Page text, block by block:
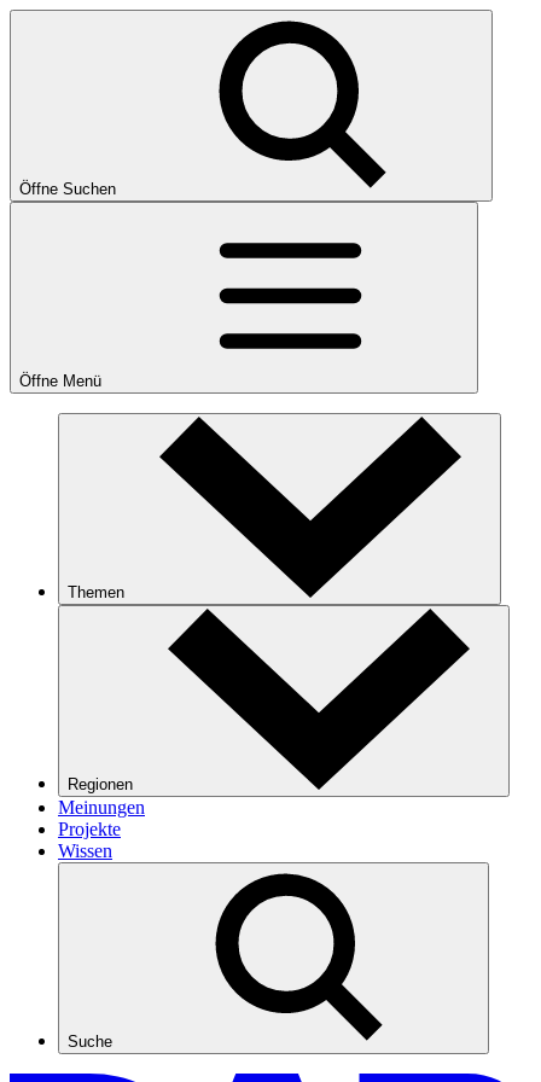
Öffne Suchen
Öffne Menü
Themen
Regionen
Meinungen
Projekte
Wissen
Suche